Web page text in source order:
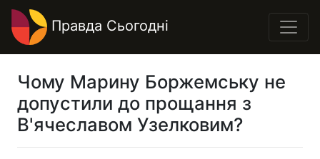
Правда Сьогодні
Чому Марину Боржемську не
допустили до прощання з
В'ячеславом Узелковим?